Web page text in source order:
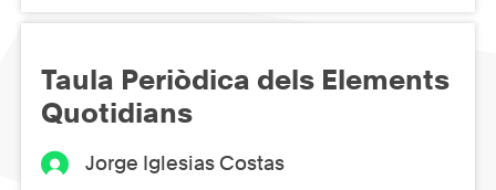
Taula Periòdica dels Elements
Quotidians
Jorge Iglesias Costas